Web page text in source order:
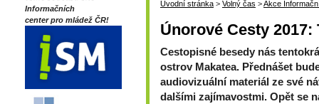
Informačních
center pro mládež ČR!
Úvodní stránka > Volný čas >Akce
Únorové Cesty 2017:
Cestopisné besedy nás
ostrov Makatea. Přednášet
audiovizuální materiál ze své
dalšími zajímavostmi. Opět se